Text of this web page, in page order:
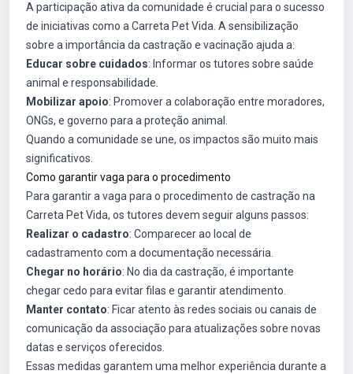
A participação ativa da comunidade é crucial para o sucesso
de iniciativas como a Carreta Pet Vida. A sensibilização
sobre a importância da castração e vacinação ajuda a:
Educar sobre cuidados: Informar os tutores sobre saúde
animal e responsabilidade.
Mobilizar apoio: Promover a colaboração entre moradores,
ONGs, e governo para a proteção animal.
Quando a comunidade se une, os impactos são muito mais
significativos.
Como garantir vaga para o procedimento
Para garantir a vaga para o procedimento de castração na
Carreta Pet Vida, os tutores devem seguir alguns passos:
Realizar o cadastro: Comparecer ao local de
cadastramento com a documentação necessária.
Chegar no horário: No dia da castração, é importante
chegar cedo para evitar filas e garantir atendimento.
Manter contato: Ficar atento às redes sociais ou canais de
comunicação da associação para atualizações sobre novas
datas e serviços oferecidos.
Essas medidas garantem uma melhor experiência durante a